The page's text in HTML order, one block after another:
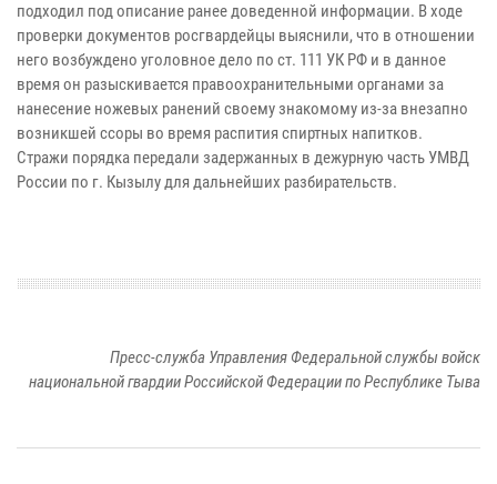
подходил под описание ранее доведенной информации. В ходе
проверки документов росгвардейцы выяснили, что в отношении
него возбуждено уголовное дело по ст. 111 УК РФ и в данное
время он разыскивается правоохранительными органами за
нанесение ножевых ранений своему знакомому из-за внезапно
возникшей ссоры во время распития спиртных напитков.
Стражи порядка передали задержанных в дежурную часть УМВД
России по г. Кызылу для дальнейших разбирательств.
Пресс-служба Управления Федеральной службы войск
национальной гвардии Российской Федерации по Республике Тыва